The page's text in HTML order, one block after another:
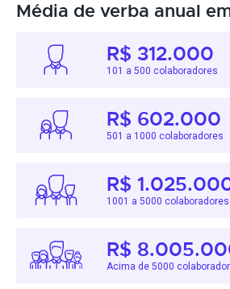
Média de verba anual
R$ 312.000
101 a 500 colaboradores
R$ 602.000
501 a 1000 colaboradores
R$
1001 a 5000 colaboradores
R$
Acima de 5000